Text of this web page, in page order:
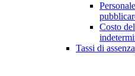
Costo
Tassi di assenza